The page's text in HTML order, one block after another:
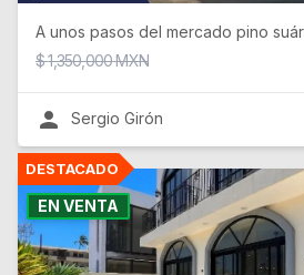
A unos pasos del mercado pino
$1,350,000MXN
Sergio Girón
EN VENTA